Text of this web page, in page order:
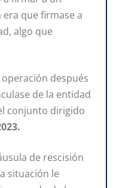
que firmase a
algo que
después
de la entidad
conjunto dirigido
de rescisión
situación le